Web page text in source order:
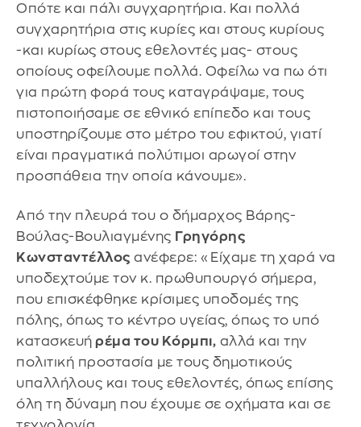
Οπότε και πάλι συγχαρητήρια. Και πολλά
συγχαρητήρια στις κυρίες και στους κυρίους
-και κυρίως στους εθελοντές μας- στους
οποίους οφείλουμε πολλά. Οφείλω να πω ότι
για πρώτη φορά τους καταγράψαμε, τους
πιστοποιήσαμε σε εθνικό επίπεδο και τους
υποστηρίζουμε στο μέτρο του εφικτού, γιατί
είναι πραγματικά πολύτιμοι αρωγοί στην
προσπάθεια την οποία κάνουμε».
Από την πλευρά του ο δήμαρχος Βάρης-
Βούλας-Βουλιαγμένης Γρηγόρης
Κωνσταντέλλος ανέφερε: «Είχαμε τη χαρά να
υποδεχτούμε τον κ. πρωθυπουργό σήμερα,
που επισκέφθηκε κρίσιμες υποδομές της
πόλης, όπως το κέντρο υγείας, όπως το υπό
κατασκευή ρέμα του Κόρμπι, αλλά και την
πολιτική προστασία με τους δημοτικούς
υπαλλήλους και τους εθελοντές, όπως επίσης
όλη τη δύναμη που έχουμε σε οχήματα και σε